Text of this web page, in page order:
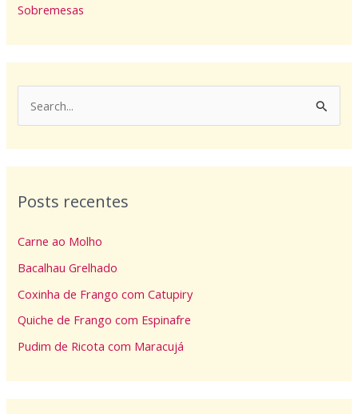
Sobremesas
u
s
a
r
p
o
Posts recentes
Carne ao Molho
Bacalhau Grelhado
Coxinha de Frango com Catupiry
Quiche de Frango com Espinafre
Pudim de Ricota com Maracujá